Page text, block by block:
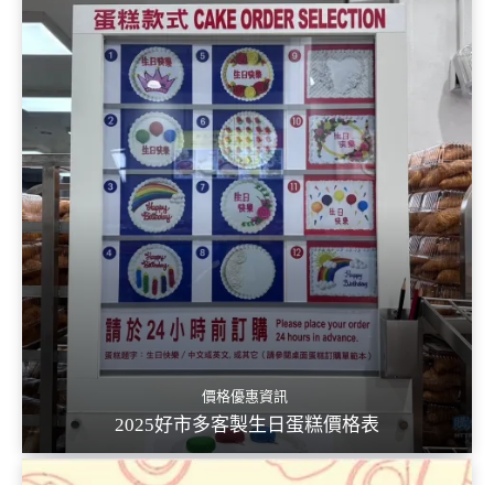
價格優惠資訊
2025好市多客製生日蛋糕價格表